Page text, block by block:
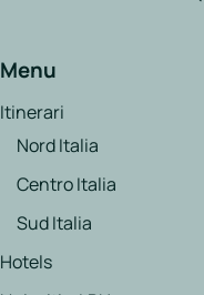
Menu
Itinerari
Nord Italia
Centro Italia
Sud Italia
Hotels